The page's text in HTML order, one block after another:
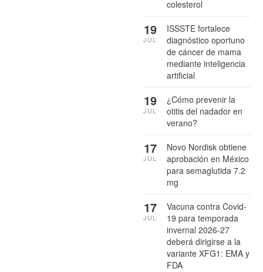
colesterol
ISSSTE fortalece
diagnóstico oportuno
de cáncer de mama
mediante inteligencia
artificial
19
JUL
¿Cómo prevenir la
otitis del nadador en
verano?
19
JUL
Novo Nordisk obtiene
aprobación en México
para semaglutida 7.2
mg
17
JUL
Vacuna contra Covid-
19 para temporada
invernal 2026-27
deberá dirigirse a la
variante XFG1: EMA y
FDA
17
JUL